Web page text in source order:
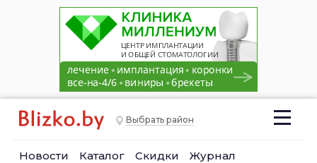
Выбрать район
Новости Каталог Скидки Журнал